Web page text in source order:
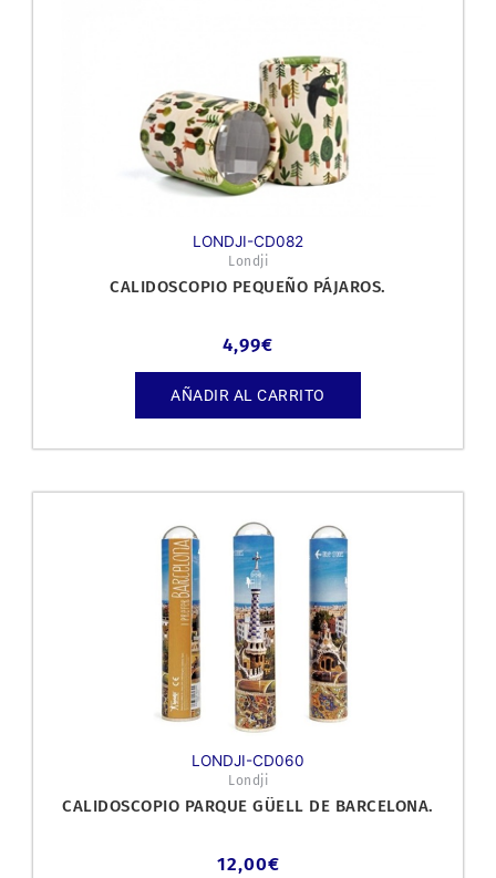
LONDJI-CD082
Londji
CALIDOSCOPIO PEQUEÑO PÁJAROS.
4,99€
AÑADIR AL CARRITO
LONDJI-CD060
Londji
CALIDOSCOPIO PARQUE GÜELL DE BARCELONA.
12,00€